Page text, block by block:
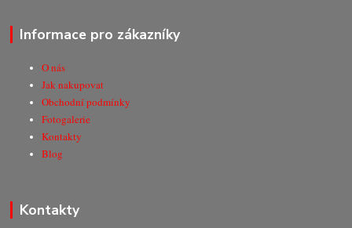
Informace pro zákazníky
O nás
Jak nakupovat
Obchodní podmínky
Fotogalerie
Kontakty
Blog
Kontakty